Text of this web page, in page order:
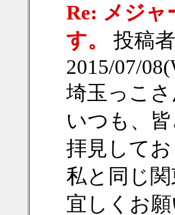
Re: メジャ
す。
投稿者
2015/07/
埼玉っこ
いつも、
拝見してお
私と同じ
宜しくお